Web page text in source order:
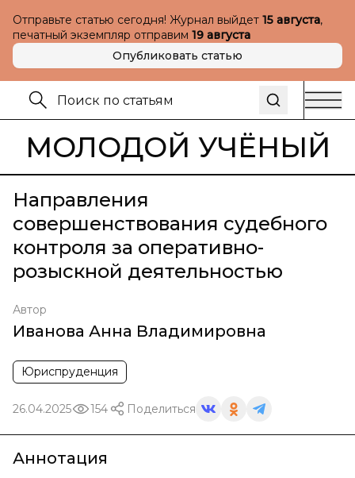
Отправьте статью сегодня! Журнал выйдет 15 августа,
печатный экземпляр отправим 19 августа
Опубликовать статью
МОЛОДОЙ УЧЁНЫЙ
Направления
совершенствования судебного
контроля за оперативно-
розыскной деятельностью
Автор
Иванова Анна Владимировна
Юриспруденция
26.04.2025 154 Поделиться
Аннотация